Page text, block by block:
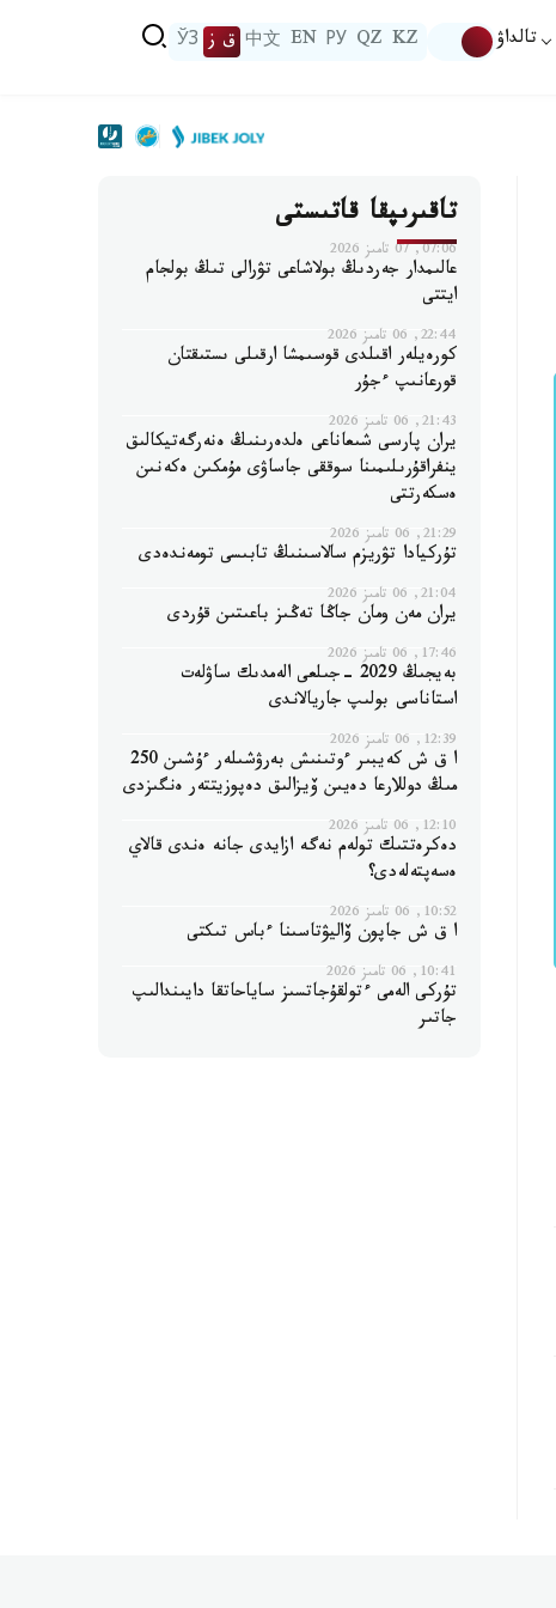
تالداۋ KZ
QZ
РУ
EN
中文 ق ز ЎЗ
تاقىرىپقا قاتىستى
07:06, 07 تامىز 2026
عالىمدار جەردىڭ بولاشاعى تۋرالى تىڭ بولجام
ايتتى
22:44, 06 تامىز 2026
كورەيلەر اقىلدى قوسىمشا ارقىلى ىستىقتان
قورعانىپ ءجۇر
21:43, 06 تامىز 2026
يران پارسى شىعاناعى ەلدەرىنىڭ ەنەرگەتيكالىق
ينفراقۇرىلىمىنا سوققى جاساۋى مۇمكىن ەكەنىن
ەسكەرتتى
21:29, 06 تامىز 2026
تۇركيادا تۋريزم سالاسىنىڭ تابىسى تومەندەدى
21:04, 06 تامىز 2026
يران مەن ومان جاڭا تەڭىز باعىتىن قۇردى
17:46, 06 تامىز 2026
بەيجىڭ 2029 -جىلعى الەمدىك ساۋلەت
استاناسى بولىپ جاريالاندى
12:39, 06 تامىز 2026
ا ق ش كەيبىر ءوتىنىش بەرۋشىلەر ءۇشىن 250
مىڭ دوللارعا دەيىن ۆيزالىق دەپوزيتتەر ەنگىزدى
12:10, 06 تامىز 2026
دەكرەتتىك تولەم نەگە ازايدى جانە ەندى قالاي
ەسەپتەلەدى؟
10:52, 06 تامىز 2026
ا ق ش جاپون ۆاليۋتاسىنا ءباس تىكتى
10:41, 06 تامىز 2026
تۇركى الەمى ءتولقۇجاتسىز ساياحاتقا دايىندالىپ
جاتىر